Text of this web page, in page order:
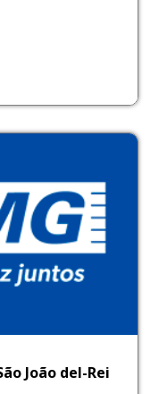
João del-Rei